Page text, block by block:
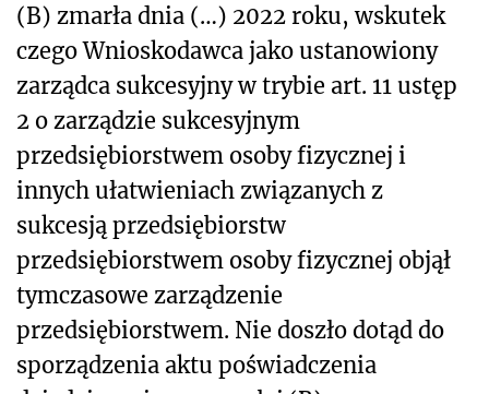
(B) zmarła dnia (…) 2022 roku, wskutek
czego Wnioskodawca jako ustanowiony
zarządca sukcesyjny w trybie art. 11 ustęp
2 o zarządzie sukcesyjnym
przedsiębiorstwem osoby fizycznej i
innych ułatwieniach związanych z
sukcesją przedsiębiorstw
przedsiębiorstwem osoby fizycznej objął
tymczasowe zarządzenie
przedsiębiorstwem. Nie doszło dotąd do
sporządzenia aktu poświadczenia